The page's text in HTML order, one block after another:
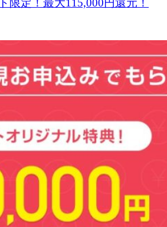
限定！最大115,000円還元！